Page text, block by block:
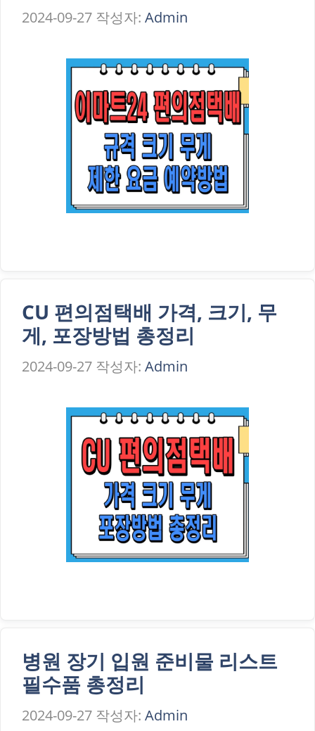
2024-09-27 작성자: Admin
CU 편의점택배 가격, 크기, 무
게, 포장방법 총정리
2024-09-27 작성자: Admin
병원 장기 입원 준비물 리스트
필수품 총정리
2024-09-27 작성자: Admin